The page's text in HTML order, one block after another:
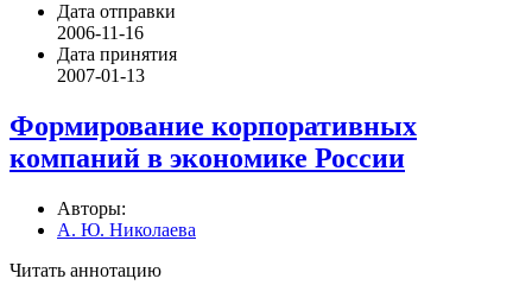
Дата отправки
2006-11-16
Дата принятия
2007-01-13
Формирование корпоративных
компаний в экономике России
Авторы:
А. Ю. Николаева
Читать аннотацию